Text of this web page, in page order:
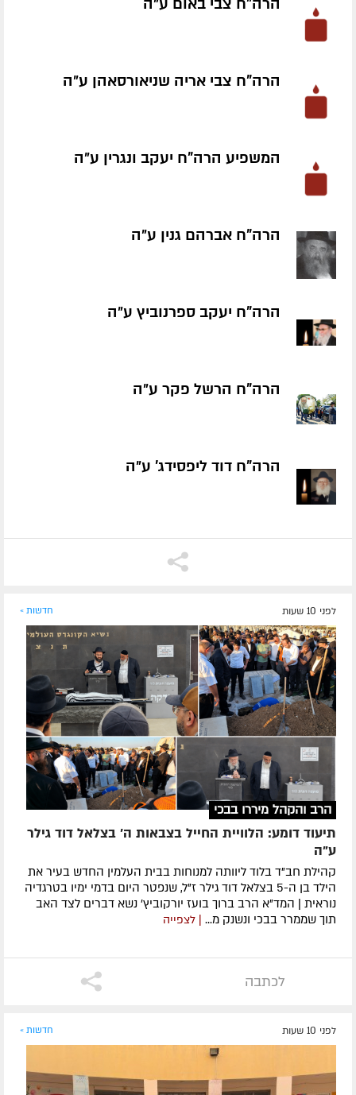
הרה"ח צבי אריה שניאורסאהן ע״ה
המשפיע הרה"ח יעקב ונגרין ע״ה
הרה"ח אברהם גנין ע״ה
הרה"ח יעקב ספרנוביץ ע״ה
הרה"ח הרשל פקר ע״ה
הרה"ח דוד ליפסידג' ע״ה
לפני 10 שעות חדשות »
הרב והקהל מיררו בבכי
תיעוד דומע: הלוויית החייל בצבאות ה' בצלאל דוד גילר
ע"ה
קהילת חב"ד בלוד ליוותה למנוחות בבית העלמין החדש בעיר את
הילד בן ה-5 בצלאל דוד גילר ז"ל, שנפטר היום בדמי ימיו בטרגדיה
נוראית | המד"א הרב ברוך בועז יורקוביץ' נשא דברים לצד האב
תוך שממרר בבכי ונשנק מ...
| לצפייה
לכתבה
לפני 10 שעות חדשות »